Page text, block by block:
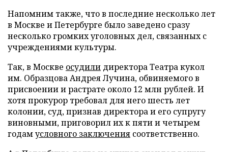
Напомним также, что в последние несколько лет
в Москве и Петербурге было заведено сразу
несколько громких уголовных дел, связанных с
учреждениями культуры.
Так, в Москве осудили директора Театра кукол
им. Образцова Андрея Лучина, обвиняемого в
присвоении и растрате около 12 млн рублей. И
хотя прокурор требовал для него шесть лет
колонии, суд, признав директора и его супругу
виновными, приговорил их к пяти и четырем
годамусловного заключения соответственно.